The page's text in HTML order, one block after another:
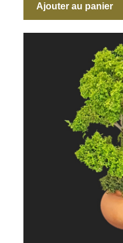
Ajouter au panier